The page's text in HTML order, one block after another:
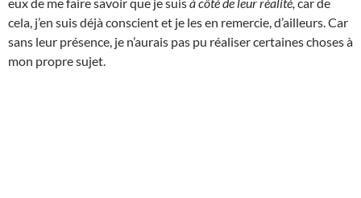
cela, j’en suis déjà conscient et je les en remercie, d’ailleurs. Car
sans leur présence, je n’aurais pas pu réaliser certaines choses à
mon propre sujet.